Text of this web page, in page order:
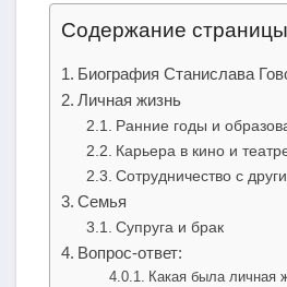
Содержание страницы
Биография Станислава
Личная жизнь
Ранние годы и
Карьера в кино и
Сотрудничество с
Семья
Супруга и брак
Вопрос-ответ:
Какая была личная